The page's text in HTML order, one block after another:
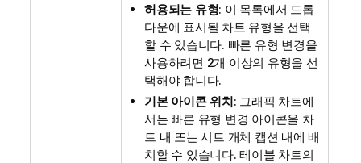
허용되는 유형: 이 목록에서 드롭
다운에 표시될 차트 유형을 선택
할 수 있습니다. 빠른 유형 변경을
사용하려면 2개 이상의 유형을 선
택해야 합니다.
기본 아이콘 위치: 그래픽 차트에
서는 빠른 유형 변경 아이콘을 차
트 내 또는 시트 개체 캡션 내에 배
치할 수 있습니다. 테이블 차트의